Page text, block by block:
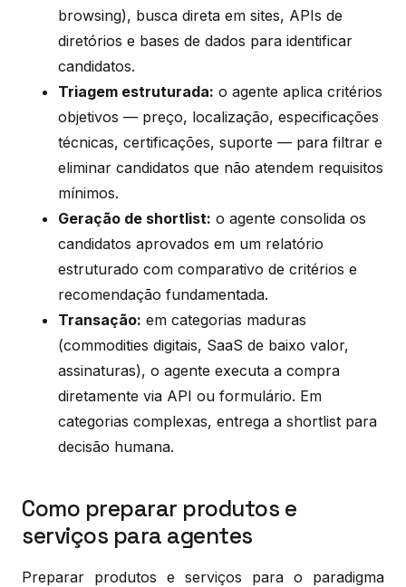
browsing), busca direta em sites, APIs de
diretórios e bases de dados para identificar
candidatos.
Triagem estruturada: o agente aplica critérios
objetivos — preço, localização, especificações
técnicas, certificações, suporte — para filtrar e
eliminar candidatos que não atendem requisitos
mínimos.
Geração de shortlist: o agente consolida os
candidatos aprovados em um relatório
estruturado com comparativo de critérios e
recomendação fundamentada.
Transação: em categorias maduras
(commodities digitais, SaaS de baixo valor,
assinaturas), o agente executa a compra
diretamente via API ou formulário. Em
categorias complexas, entrega a shortlist para
decisão humana.
Como preparar produtos e
serviços para agentes
Preparar produtos e serviços para o paradigma